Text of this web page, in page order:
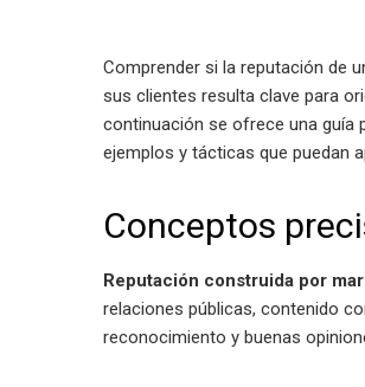
Comprender si la reputación de
sus clientes resulta clave para
continuación se ofrece una guía
ejemplos y tácticas que puedan
Conceptos
Reputación construida por
relaciones públicas, contenido
reconocimiento y buenas